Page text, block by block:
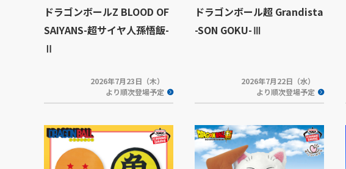
ドラゴンボールZ BLOOD OF
SAIYANS-超サイヤ人孫悟飯-
Ⅱ
2026年7月23日（木）
より順次登場予定
ドラゴンボール超 Grandista
-SON GOKU-Ⅲ
2026年7月22日（水）
より順次登場予定